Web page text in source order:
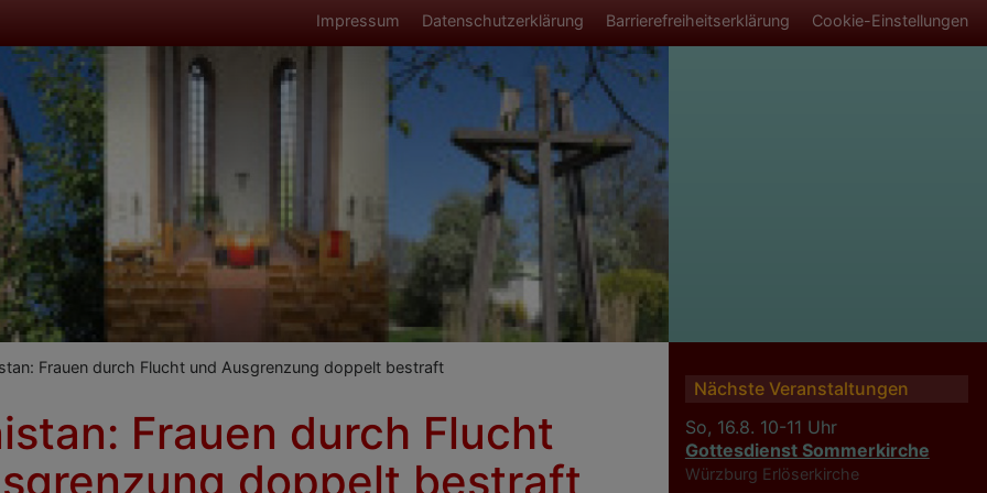
Fußbereichsmenü
Impressum Datenschutzerklärung Barrierefreiheitserklärung Cookie-Einstellungen
Frauen durch Flucht und Ausgrenzung doppelt bestraft
Frauen durch Flucht
doppelt bestraft
Nächste Veranstaltungen
So, 16.8. 10-11 Uhr
Gottesdienst Sommerkirche
Würzburg Erlöserkirche